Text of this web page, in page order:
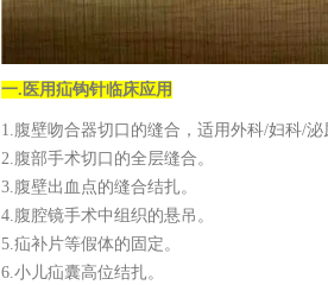
一. 医用疝钩针临床应用
1.腹壁吻合器切口的缝合，适用外科/妇科/泌
2.腹部手术切口的全层缝合。
3.腹壁出血点的缝合结扎。
4.腹腔镜手术中组织的悬吊。
5.疝补片等假体的固定。
6.小儿疝囊高位结扎。